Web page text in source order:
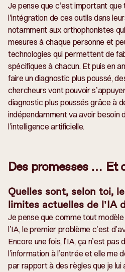
Je pense que c’est important
l’intégration de ces outils dans
notamment aux orthophonistes
mesures à chaque personne et
technologies qui permettent de
spécifiques à chacun. Et puis en
faire un diagnostic plus poussé,
chercheurs vont pouvoir
diagnostic plus poussés grâce à
indépendamment va avoir
l’intelligence artificielle.
Des promesses … Et
Quelles sont, selon toi,
limites actuelles de l’IA
Je pense que comme tout
l’IA, le premier problème c’est
Encore une fois, l’IA, ça n’est pas
l’information à l’entrée et elle me
par rapport à des règles que je lui